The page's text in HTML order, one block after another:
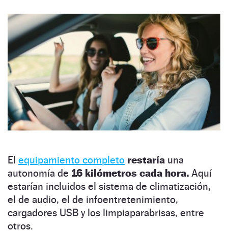
El equipamiento completo restaría una
autonomía de 16 kilómetros cada hora. Aquí
estarían incluidos el sistema de climatización,
el de audio, el de infoentretenimiento,
cargadores USB y los limpiaparabrisas, entre
otros.